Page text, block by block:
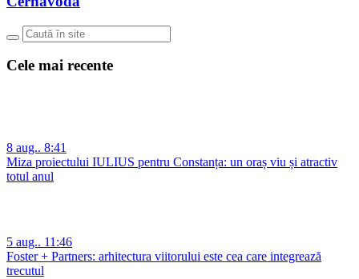
Cele mai recente
8 aug.. 8:41
Miza proiectului IULIUS pentru Constanța: un oraș viu și atractiv
totul anul
5 aug.. 11:46
Foster + Partners: arhitectura viitorului este cea care integrează
trecutul